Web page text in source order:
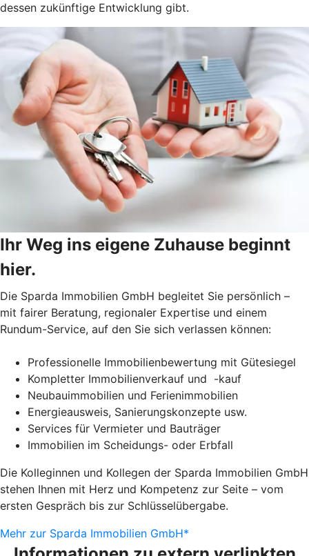
dessen zukünftige Entwicklung gibt.
Ihr Weg ins eigene Zuhause beginnt
hier.
Die Sparda Immobilien GmbH begleitet Sie persönlich –
mit fairer Beratung, regionaler Expertise und einem
Rundum-Service, auf den Sie sich verlassen können:
Professionelle Immobilienbewertung mit Gütesiegel
Kompletter Immobilienverkauf und -kauf
Neubauimmobilien und Ferienimmobilien
Energieausweis, Sanierungskonzepte usw.
Services für Vermieter und Bauträger
Immobilien im Scheidungs- oder Erbfall
Die Kolleginnen und Kollegen der Sparda Immobilien GmbH
stehen Ihnen mit Herz und Kompetenz zur Seite – vom
ersten Gespräch bis zur Schlüsselübergabe.
Mehr zur Sparda Immobilien GmbH*